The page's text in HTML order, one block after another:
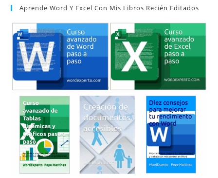
Aprende Word Y Excel Con Mis Libros Recién Editados